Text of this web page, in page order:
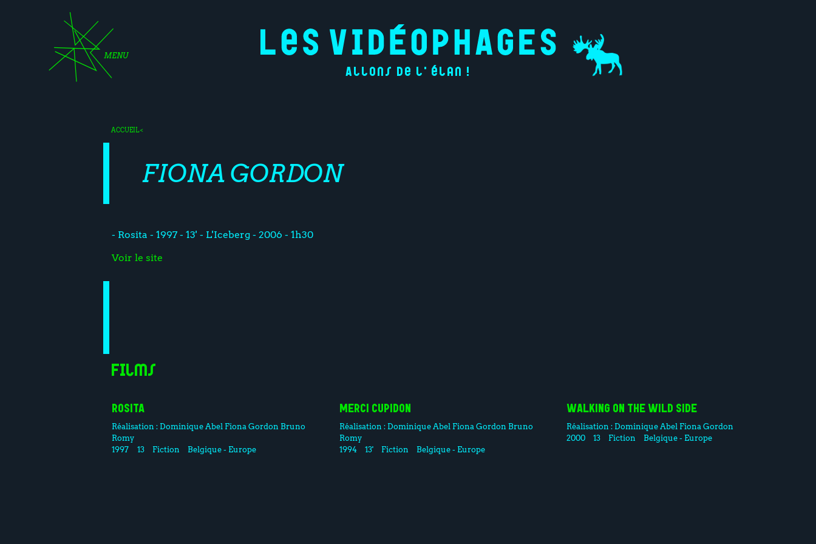
MENU
Allons de l'élan !
ACCUEIL<
FIONA GORDON
- Rosita - 1997 - 13' - L'Iceberg - 2006 - 1h30
Voir le site
Films
ROSITA
Réalisation : Dominique Abel Fiona Gordon Bruno
Romy
1997
13 Fiction Belgique - Europe
MERCI CUPIDON
Réalisation : Dominique Abel Fiona Gordon Bruno
Romy
1994
13' Fiction Belgique - Europe
WALKING ON THE WILD SIDE
Réalisation : Dominique Abel Fiona Gordon
2000
13 Fiction Belgique - Europe